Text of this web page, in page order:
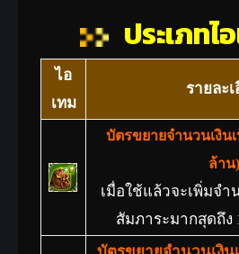
ประเภทไ
ไอ
เทม
รายละ
บัตรขยายจำนวนเงิน
ล้าน)
เมื่อใช้แล้วจะเพิ่มจำ
สัมภาระมากสุดถึง